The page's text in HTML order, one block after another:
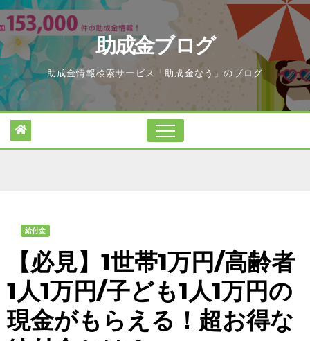
Skip
to
content
助成金ブログ
助成金情報検索サービス「助成金なう」のブログ
給付金
【必見】1世帯1万円/高齢者
1人1万円/子ども1人1万円の
現金がもらえる！超お得な